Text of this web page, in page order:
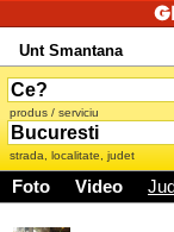
Unt Smantana
produs / serviciu
strada, localitate, judet
Foto Video